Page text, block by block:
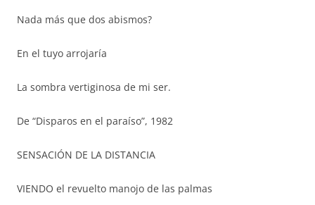
Nada más que dos abismos?
En el tuyo arrojaría
La sombra vertiginosa de mi ser.
De “Disparos en el paraíso”, 1982
SENSACIÓN DE LA DISTANCIA
VIENDO el revuelto manojo de las palmas